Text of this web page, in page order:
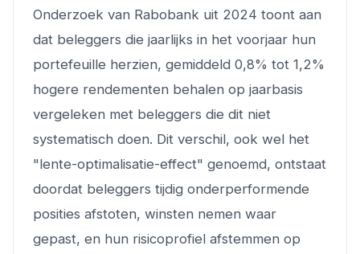
Onderzoek van Rabobank uit 2024 toont aan
dat beleggers die jaarlijks in het voorjaar hun
portefeuille herzien, gemiddeld 0,8% tot 1,2%
hogere rendementen behalen op jaarbasis
vergeleken met beleggers die dit niet
systematisch doen. Dit verschil, ook wel het
"lente-optimalisatie-effect" genoemd, ontstaat
doordat beleggers tijdig onderperformende
posities afstoten, winsten nemen waar
gepast, en hun risicoprofiel afstemmen op